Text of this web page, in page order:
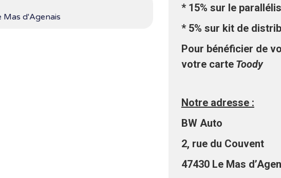
Mas d'Agenais
* 15% sur le
* 5% sur kit de
Pour bénéficier de
votre carteToody
Notre adresse :
BW Auto
2, rue du Couvent
47430 Le Mas